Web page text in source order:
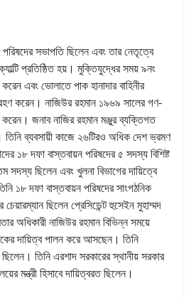
পরিষদের সভাপতি ছিলেন এবং তার নেতৃত্বে
প্রতিষ্ঠিত হয়। মুক্তিযুদ্ধের সময় ৯নং
এবং ভোলাতে পাক হানাদার বাহিনীর
করেন। নাজিউর রহমান ১৯৬৯ সালের গণ-
জনাব নাজির রহমান মঞ্জুর ব্যক্তিগত
তিনি ব্যবসায়ী কাজে ২৬টিরও অধিক দেশ ভ্রমণ
১৮ দফা বাস্তবায়ন পরিষদের ৫ সদস্য বিশিষ্ট
ছিলেন এবং খুলনা বিভাগের দায়িত্বে
১৮ দফা বাস্তবায়ন পরিষদের সাংগঠনিক
ছিলেন প্রেসিডেন্ট হুসেইন মুহাম্মদ
অধিকারী নাজিউর রহমান বিভিন্ন সময়ে
দায়িত্ব পালন করে আসছেন। তিনি
তিনি এরশাদ সরকারের স্থানীয় সরকার
মন্ত্রী হিসাবে দায়িত্বরত ছিলেন।